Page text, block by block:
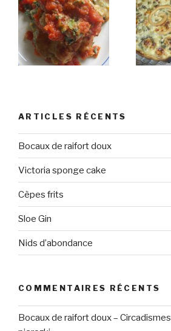
ARTICLES RÉCENTS
Bocaux de raifort doux
Victoria sponge cake
Cèpes frits
Sloe Gin
Nids d’abondance
COMMENTAIRES RÉCENTS
Bocaux de raifort doux – Circadismes